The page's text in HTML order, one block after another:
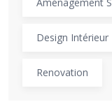
Aménagement
Design Intérieur
Renovation